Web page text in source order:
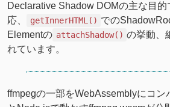
Declarative Shadow DOMの主な目
応、
getInnerHTML() での
Elementの attachShadow() の挙動、
れています。
ffmpegの一部をWebAssemblyにコン